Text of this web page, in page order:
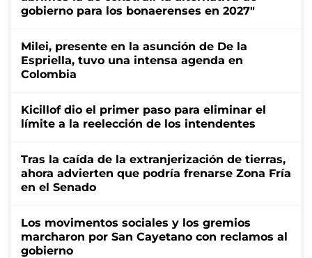
gobierno para los bonaerenses en 2027"
Milei, presente en la asunción de De la
Espriella, tuvo una intensa agenda en
Colombia
Kicillof dio el primer paso para eliminar el
límite a la reelección de los intendentes
Tras la caída de la extranjerización de tierras,
ahora advierten que podría frenarse Zona Fría
en el Senado
Los movimentos sociales y los gremios
marcharon por San Cayetano con reclamos al
gobierno